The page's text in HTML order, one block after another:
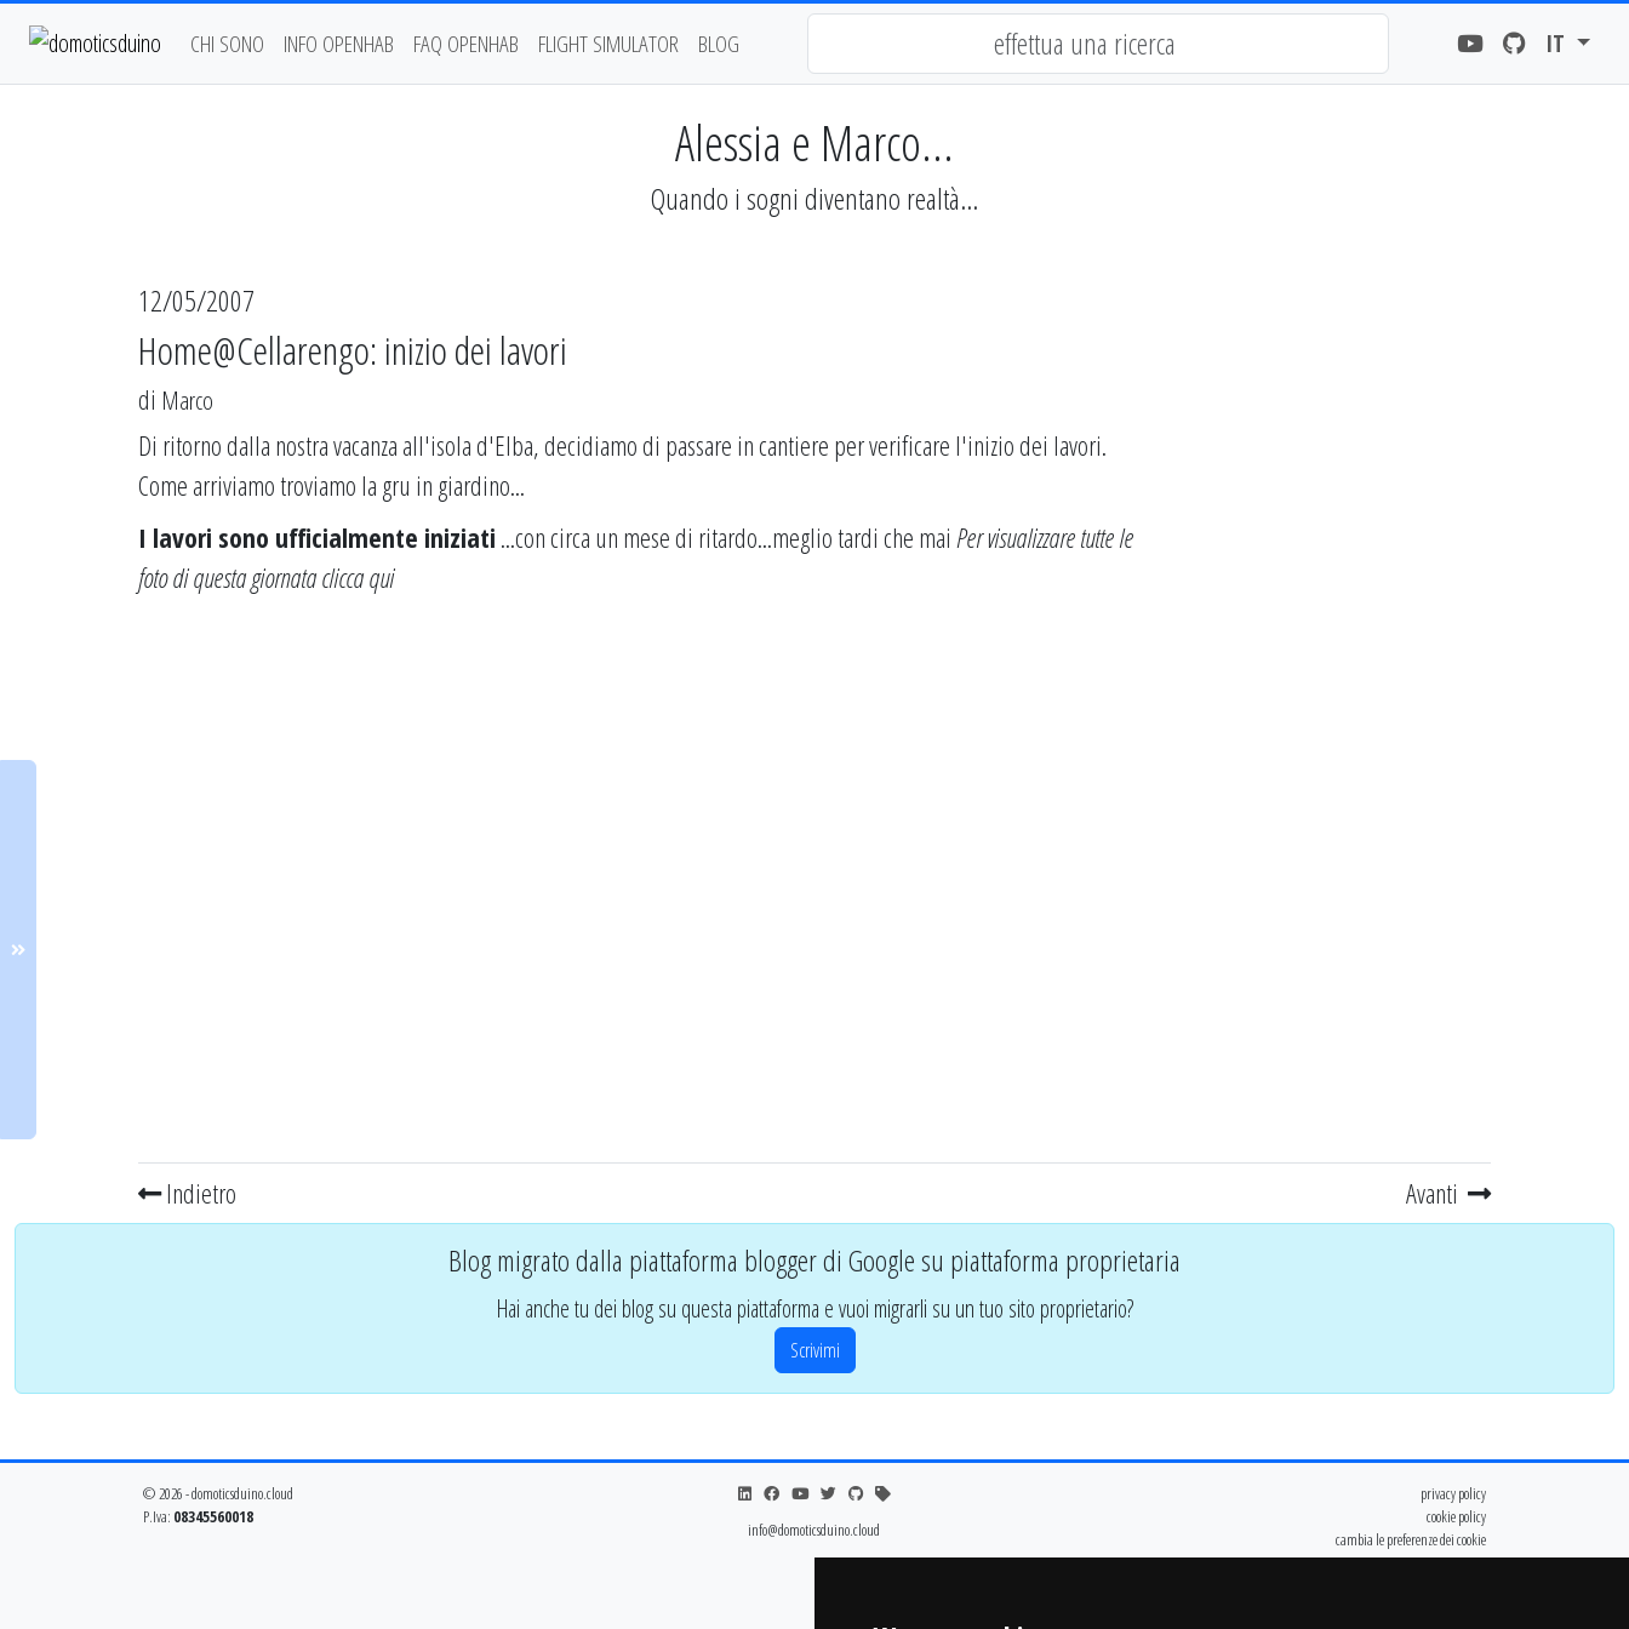
CHI SONO INFO OPENHAB FAQ OPENHAB FLIGHT SIMULATOR BLOG IT
Alessia e Marco...
Quando i sogni diventano realtà...
12/05/2007
Home@Cellarengo: inizio dei lavori
di Marco
Di ritorno dalla nostra vacanza all'isola d'Elba, decidiamo di passare in cantiere per verificare l'inizio dei lavori.
Come arriviamo troviamo la gru in giardino...
I lavori sono ufficialmente iniziati ...con circa un mese di ritardo...meglio tardi che mai Per visualizzare tutte le
foto di questa giornataclicca qui
Indietro Avanti
Blog migrato dalla piattaforma blogger di Google su piattaforma proprietaria
Hai anche tu dei blog su questa piattaforma e vuoi migrarli su un tuo sito proprietario?
Scrivimi
© 2026 - domoticsduino.cloud
P.Iva: 08345560018
info@domoticsduino.cloud
privacy policy
cookie policy
cambia le preferenze dei cookie